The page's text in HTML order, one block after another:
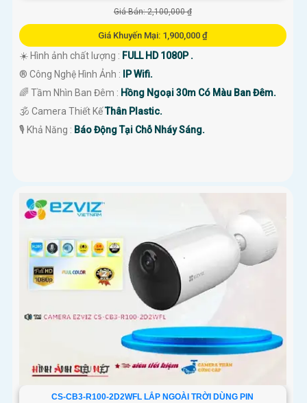
Giá Bán: 2,100,000 ₫
Giá Khuyến Mại: 1,900,000 ₫
☀️ Hình ảnh chất lượng : FULL HD 1080P .
®️ Công Nghệ Hình Ảnh :
IP Wifi.
🌈 Tầm Nhìn Ban Đêm : Hồng Ngoại 30m Có Màu Ban Đêm.
🕉️ Camera Thiết KếThân Plastic.
️🎙 Khả Năng : Báo Động Tại Chỗ Nháy Sáng.
CS-CB3-R100-2D2WFL LẮP NGOÀI TRỜI DÙNG PIN